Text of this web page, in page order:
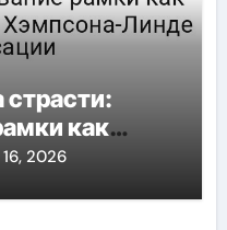
как
Хэмпсона-
2026